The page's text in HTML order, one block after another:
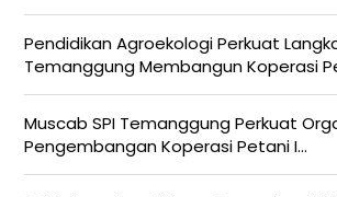
Pendidikan Agroekologi Perkuat
Temanggung Membangun Koperasi
Muscab SPI Temanggung Perkuat
Pengembangan Koperasi Petani I...